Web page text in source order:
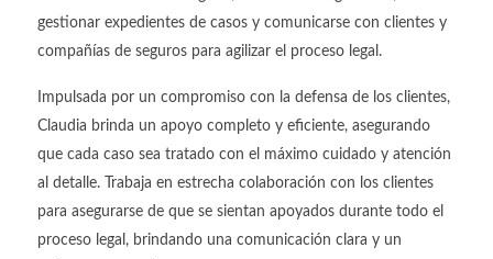
gestionar expedientes de casos y comunicarse con clientes y
compañías de seguros para agilizar el proceso legal.
Impulsada por un compromiso con la defensa de los clientes,
Claudia brinda un apoyo completo y eficiente, asegurando
que cada caso sea tratado con el máximo cuidado y atención
al detalle. Trabaja en estrecha colaboración con los clientes
para asegurarse de que se sientan apoyados durante todo el
proceso legal, brindando una comunicación clara y un